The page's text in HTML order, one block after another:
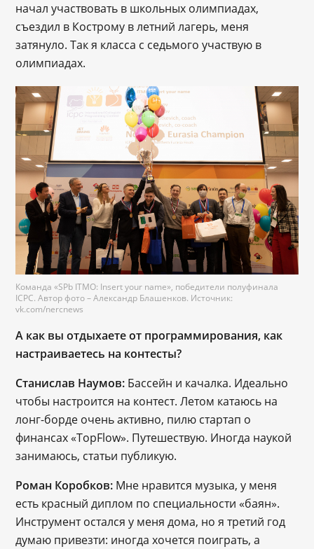
начал участвовать в школьных олимпиадах,
съездил в Кострому в летний лагерь, меня
затянуло. Так я класса с седьмого участвую в
олимпиадах.
Команда «SPb ITMO: Insert your name», победители полуфинала
ICPC. Автор фото – Александр Блашенков. Источник:
vk.com/nercnews
А как вы отдыхаете от программирования, как
настраиваетесь на контесты?
Станислав Наумов: Бассейн и качалка. Идеально
чтобы настроится на контест. Летом катаюсь на
лонг-борде очень активно, пилю стартап о
финансах «TopFlow». Путешествую. Иногда наукой
занимаюсь, статьи публикую.
Роман Коробков: Мне нравится музыка, у меня
есть красный диплом по специальности «баян».
Инструмент остался у меня дома, но я третий год
думаю привезти: иногда хочется поиграть, а